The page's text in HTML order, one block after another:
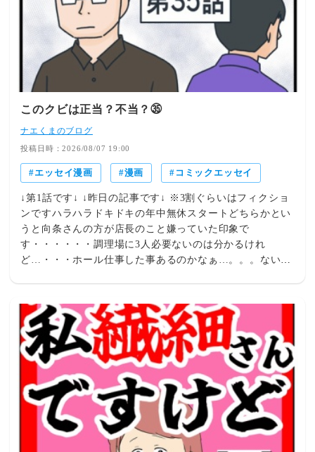
このクビは正当？不当？㉟
ナエくまのブログ
投稿日時：2026/08/07 19:00
エッセイ漫画 漫画 コミックエッセイ
↓第1話です↓ ↓昨日の記事です↓ ※3割ぐらいはフィクショ
ンですハラハラドキドキの年中無休スタートどちらかとい
うと向条さんの方が店長のこと嫌っていた印象で
す・・・・・・調理場に3人必要ないのは分かるけれ
ど…・・・ホール仕事した事あるのかなぁ…。。。ないん